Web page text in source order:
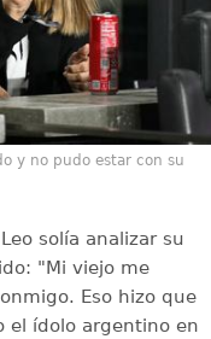
y no pudo estar con su
solía analizar su
"Mi viejo me
Eso hizo que
el ídolo argentino en